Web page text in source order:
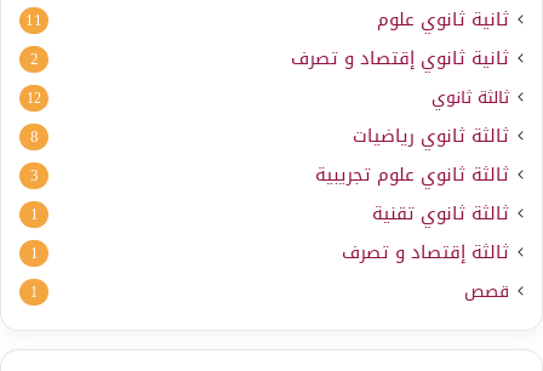
ثانية ثانوي علوم 11
ثانية ثانوي إقتصاد و تصرف 2
ثالثة ثانوي 12
ثالثة ثانوي رياضيات 8
ثالثة ثانوي علوم تجريبية 3
ثالثة ثانوي تقنية 1
ثالثة إقتصاد و تصرف 1
قصص 1